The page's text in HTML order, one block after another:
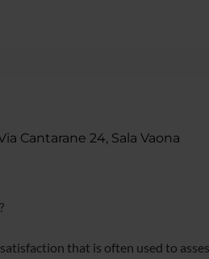
Cantarane 24, Sala Vaona
that is often used to